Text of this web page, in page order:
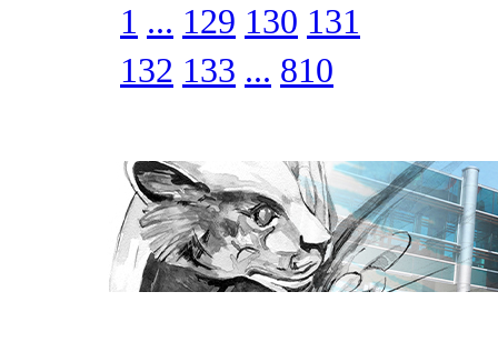
1 ... 129 130 131
132 133 ... 810